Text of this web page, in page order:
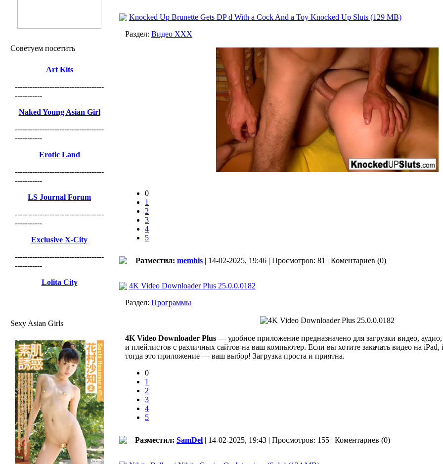
Советуем посетить
Art Kits
------------------------------------
-----------
Naked Young Asian Girl
------------------------------------
-----------
Erotic Land
------------------------------------
-----------
LS Journal Forum
------------------------------------
-----------
Exclusive X-City
------------------------------------
-----------
Lolita City
Sexy Asian Girls
Knocked Up Brunette Gets DP d With a Cock And a Toy Knocked Up Sluts (129 MB)
Раздел: Видео ХХХ
0
1
2
3
4
5
Разместил: memhis | 14-02-2025, 19:46 | Просмотров: 81 | Коментариев (0)
4K Video Downloader Plus 25.0.0.0182
Раздел: Программы
4K Video Downloader Plus — удобное приложение предназначено для загрузки видео,
и плейлистов с различных сайтов на ваш компьютер. Если вы хотите закачать видео на
тогда это приложение — ваш выбор! Загрузка проста и приятна.
0
1
2
3
4
5
Разместил: SamDel | 14-02-2025, 19:43 | Просмотров: 155 | Коментариев (0)